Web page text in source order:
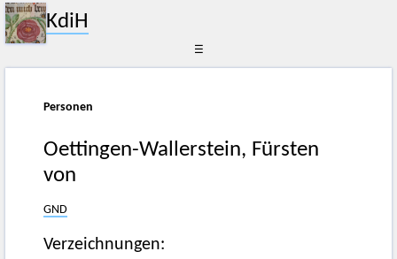
KdiH
☰
Personen
Oettingen-Wallerstein, Fürsten
von
GND
Verzeichnungen: